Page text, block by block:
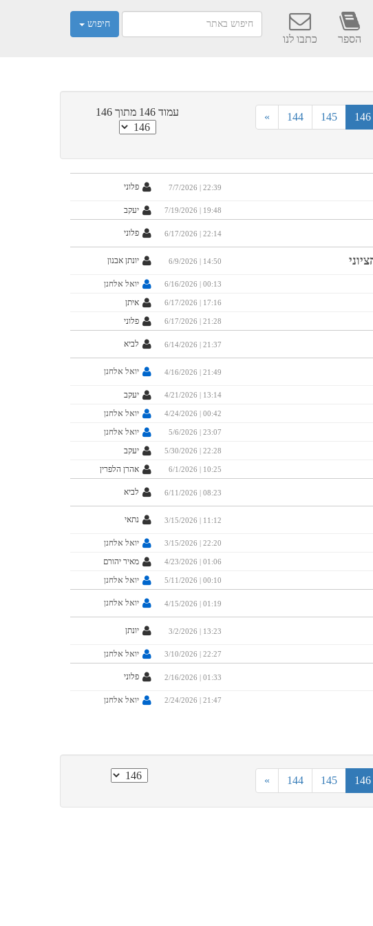
הספר כתבו לנו
חיפוש
עמוד 146 מתוך 146 » 144 145 146
פלוני 7/7/2026 | 22:39
יעקב 7/19/2026 | 19:48
פלוני 6/17/2026 | 22:14
יונתן אבנון 6/9/2026 | 14:50
יואל אלחנן 6/16/2026 | 00:13
איתן 6/17/2026 | 17:16
פלוני 6/17/2026 | 21:28
לביא 6/14/2026 | 21:37
יואל אלחנן 4/16/2026 | 21:49
יעקב 4/21/2026 | 13:14
יואל אלחנן 4/24/2026 | 00:42
יואל אלחנן 5/6/2026 | 23:07
יעקב 5/30/2026 | 22:28
אהרן הלפרין 6/1/2026 | 10:25
לביא 6/11/2026 | 08:23
נתאי 3/15/2026 | 11:12
יואל אלחנן 3/15/2026 | 22:20
מאיר יהורם 4/23/2026 | 01:06
יואל אלחנן 5/11/2026 | 00:10
יואל אלחנן 4/15/2026 | 01:19
יונתן 3/2/2026 | 13:23
יואל אלחנן 3/10/2026 | 22:27
פלוני 2/16/2026 | 01:33
יואל אלחנן 2/24/2026 | 21:47
» 144 145 146